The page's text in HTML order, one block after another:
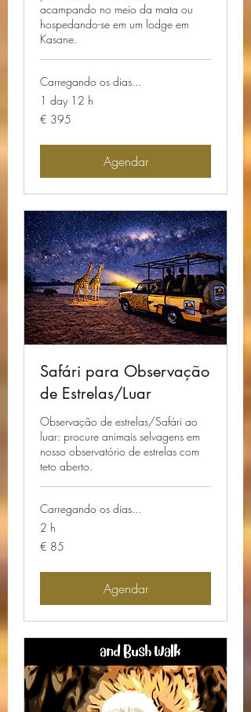
acampando no meio da mata ou
hospedando-se em um lodge em
Kasane.
Carregando os dias...
1 day 12 h
395
Euros
€ 395
Agendar
Safári para Observação
de Estrelas/Luar
Observação de estrelas/Safári ao
luar: procure animais selvagens em
nosso observatório de estrelas com
teto aberto.
Carregando os dias...
2 h
85
Euros
€ 85
Agendar